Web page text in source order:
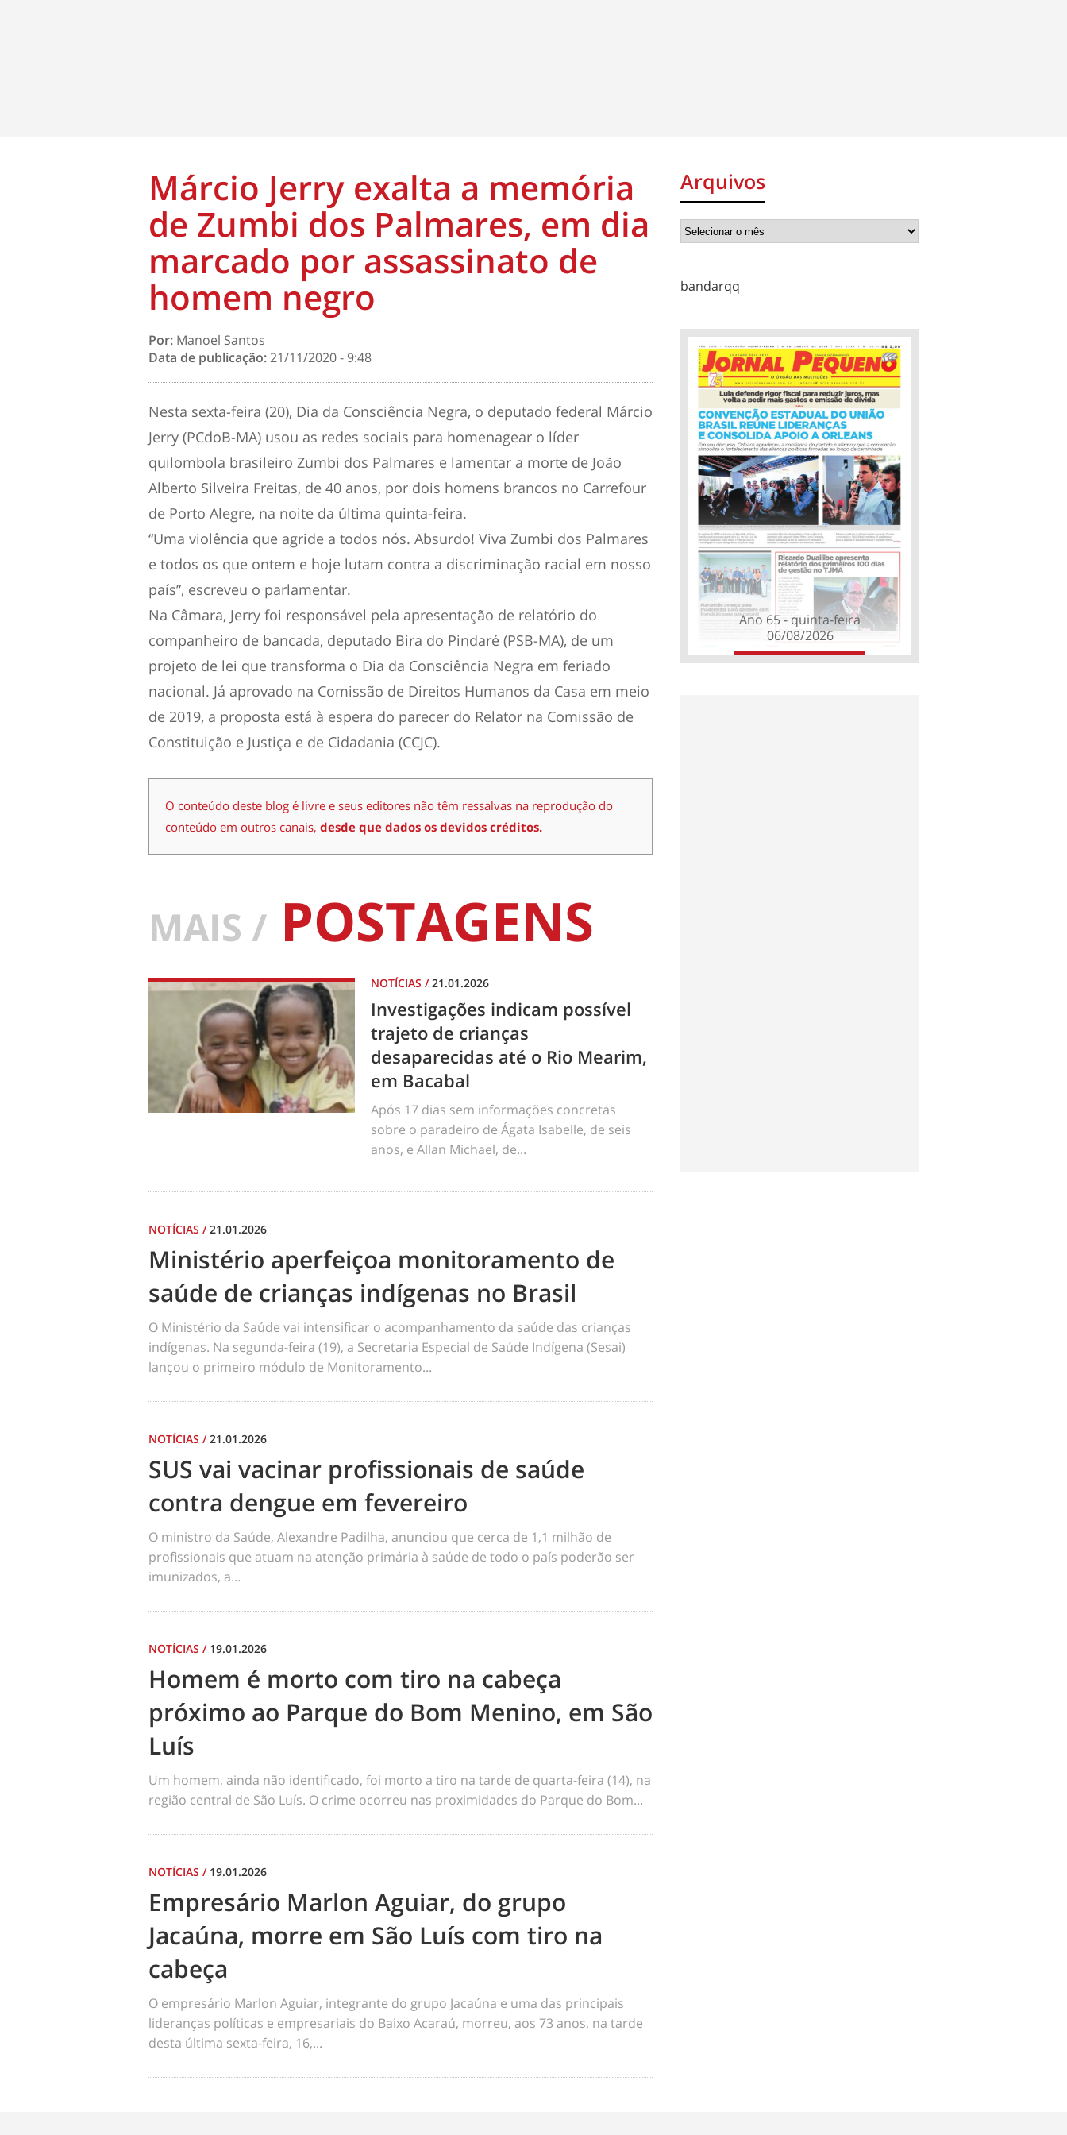
Márcio Jerry exalta a memória
de Zumbi dos Palmares, em dia
marcado por assassinato de
homem negro
Por: Manoel Santos
Data de publicação:21/11/2020 - 9:48
Nesta sexta-feira (20), Dia da Consciência Negra, o deputado federal Márcio
Jerry (PCdoB-MA) usou as redes sociais para homenagear o líder
quilombola brasileiro Zumbi dos Palmares e lamentar a morte de João
Alberto Silveira Freitas, de 40 anos, por dois homens brancos no Carrefour
de Porto Alegre, na noite da última quinta-feira.
“Uma violência que agride a todos nós. Absurdo! Viva Zumbi dos Palmares
e todos os que ontem e hoje lutam contra a discriminação racial em nosso
país”, escreveu o parlamentar.
Na Câmara, Jerry foi responsável pela apresentação de relatório do
companheiro de bancada, deputado Bira do Pindaré (PSB-MA), de um
projeto de lei que transforma o Dia da Consciência Negra em feriado
nacional. Já aprovado na Comissão de Direitos Humanos da Casa em meio
de 2019, a proposta está à espera do parecer do Relator na Comissão de
Constituição e Justiça e de Cidadania (CCJC).
O conteúdo deste blog é livre e seus editores não têm ressalvas na reprodução do
conteúdo em outros canais, desde que dados os devidos créditos.
MAIS / POSTAGENS
NOTÍCIAS /21.01.2026
Investigações indicam possível
trajeto de crianças
desaparecidas até o Rio Mearim,
em Bacabal
Após 17 dias sem informações concretas
sobre o paradeiro de Ágata Isabelle, de seis
anos, e Allan Michael, de...
NOTÍCIAS /21.01.2026
Ministério aperfeiçoa monitoramento de
saúde de crianças indígenas no Brasil
O Ministério da Saúde vai intensificar o acompanhamento da saúde das crianças
indígenas. Na segunda-feira (19), a Secretaria Especial de Saúde Indígena (Sesai)
lançou o primeiro módulo de Monitoramento...
NOTÍCIAS /21.01.2026
SUS vai vacinar profissionais de saúde
contra dengue em fevereiro
O ministro da Saúde, Alexandre Padilha, anunciou que cerca de 1,1 milhão de
profissionais que atuam na atenção primária à saúde de todo o país poderão ser
imunizados, a...
NOTÍCIAS / 19.01.2026
Homem é morto com tiro na cabeça
próximo ao Parque do Bom Menino, em São
Luís
Um homem, ainda não identificado, foi morto a tiro na tarde de quarta-feira (14), na
região central de São Luís. O crime ocorreu nas proximidades do Parque do Bom...
NOTÍCIAS / 19.01.2026
Empresário Marlon Aguiar, do grupo
Jacaúna, morre em São Luís com tiro na
cabeça
O empresário Marlon Aguiar, integrante do grupo Jacaúna e uma das principais
lideranças políticas e empresariais do Baixo Acaraú, morreu, aos 73 anos, na tarde
desta última sexta-feira, 16,...
Arquivos
bandarqq
Ano 65 - quinta-feira
06/08/2026